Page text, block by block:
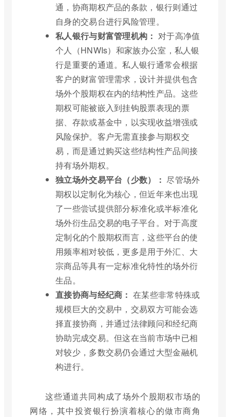
通，协商期权产品的条款，银行则通过
自身的交易台进行风险管理。
私人银行与财富管理机构： 对于高净值
个人（HNWIs）和家族办公室，私人银
行是重要的通道。私人银行通常会根据
客户的财富管理需求，设计并提供包含
场外个股期权在内的结构性产品。这些
期权可能被嵌入到挂钩股票表现的票
据、存款或基金中，以实现收益增强或
风险保护。客户无需直接参与期权交
易，而是通过购买这些结构性产品间接
持有场外期权。
独立场外交易平台（少数）： 尽管场外
期权以定制化为核心，但近年来也出现
了一些尝试提供部分标准化或半标准化
场外衍生品交易的电子平台。对于高度
定制化的个股期权而言，这些平台的使
用频率相对较低，更多是用于外汇、大
宗商品等具有一定标准化特性的场外衍
生品。
直接协商与经纪商： 在某些非常特殊或
规模巨大的交易中，交易双方可能会选
择直接协商，并通过法律顾问和经纪商
协助完成交易。但这在当前市场中已相
对较少，多数交易仍会通过大型金融机
构进行。
这些通道共同构成了场外个股期权市场的
网络，其中投资银行扮演着核心的做市商角